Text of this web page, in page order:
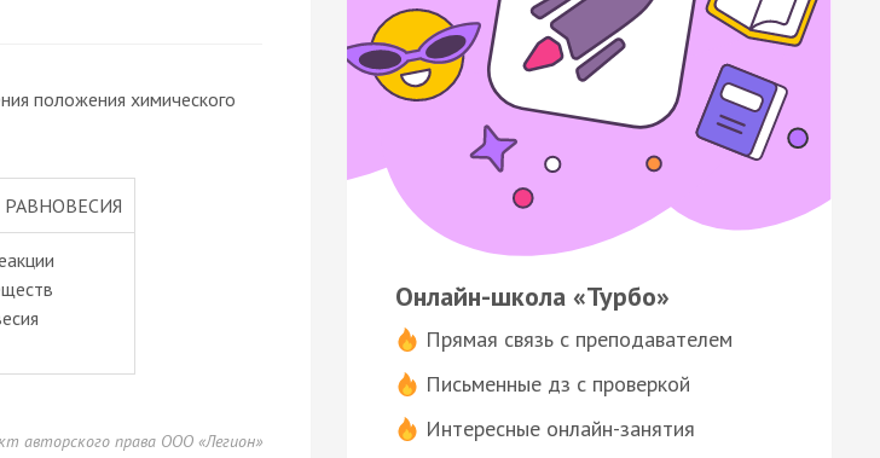
положения химического
авторского права ООО «Легион»
Онлайн-школа «Турбо»
Прямая связь с преподавателем
Письменные дз с проверкой
Интересные онлайн-занятия